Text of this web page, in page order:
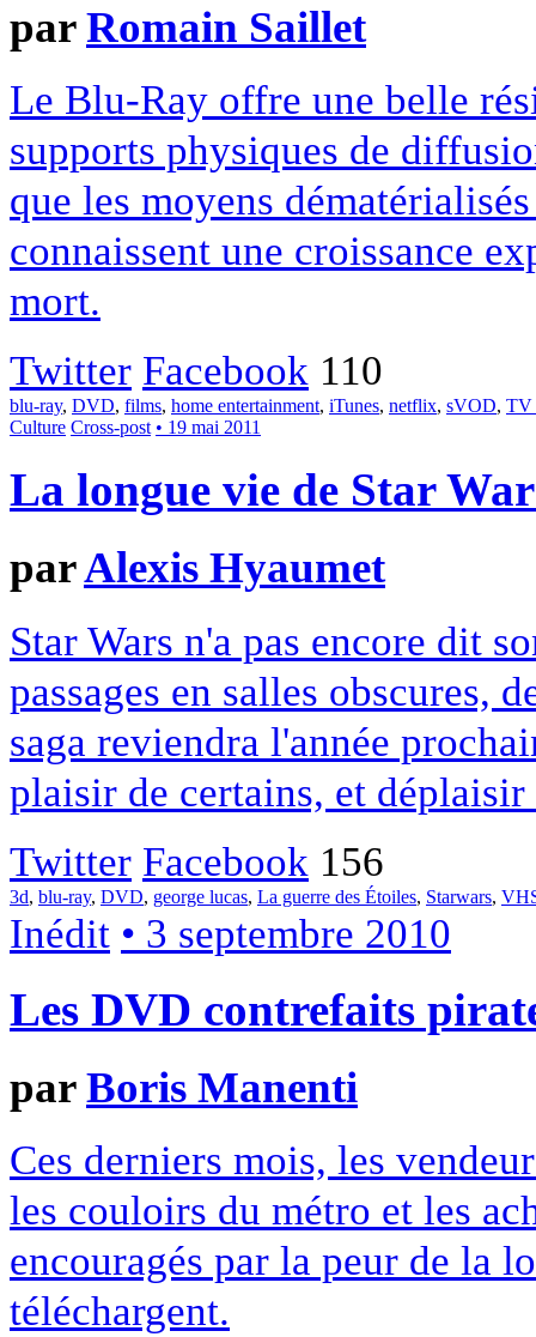
parRomain Saillet
Le Blu-Ray offre une belle
supports physiques de
que les moyens
connaissent une croissance
mort.
Twitter Facebook 110
blu-ray, DVD, films, home entertainment, iTunes, netflix, sVOD, TV
Culture Cross-post • 19 mai 2011
La longue vie de Star
parAlexis Hyaumet
Star Wars n'a pas encore dit
passages en salles obscures,
saga reviendra l'année
plaisir de certains, et déplaisir
Twitter Facebook 156
3d, blu-ray, DVD, george lucas, La guerre des Étoiles, Starwars,
Inédit • 3 septembre 2010
Les DVD contrefaits
parBoris Manenti
Ces derniers mois, les
les couloirs du métro et les
encouragés par la peur de la
téléchargent.